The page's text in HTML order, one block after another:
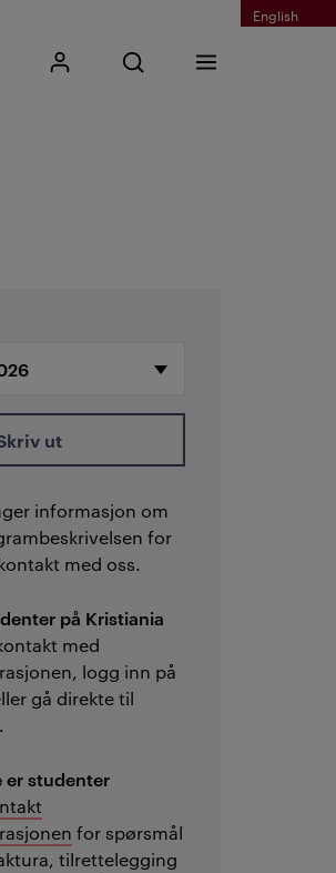
English
Mitt KristianiaÅpne søk
Skriv inn søkefrase
Søk
Meny
ut
informasjon om
for
med oss.
på Kristiania
med
logg inn på
gå direkte til
.
er studenter
for spørsmål
tilrettelegging